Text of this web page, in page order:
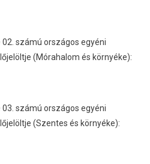
számú országos egyéni
(Mórahalom és környéke):
számú országos egyéni
(Szentes és környéke):